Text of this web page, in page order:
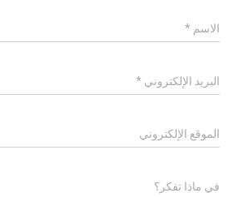
الاسم *
البريد الإلكتروني *
الموقع الإلكتروني
في ماذا تفكر؟